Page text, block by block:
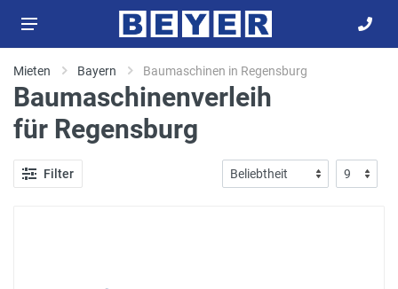
Mieten Bayern Baumaschinen in Regensburg
Baumaschinenverleih
für Regensburg
Filter